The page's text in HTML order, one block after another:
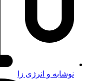
نوشابه و انرژی زا